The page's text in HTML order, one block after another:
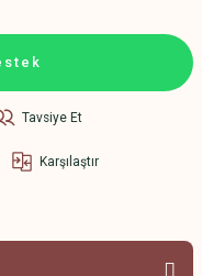
Tavsiye Et
Karşılaştır